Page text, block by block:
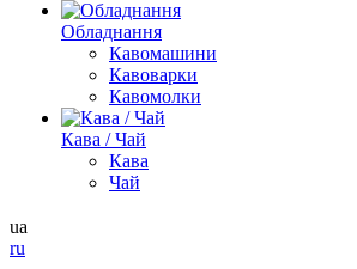
Обладнання
Кавомашини
Кавоварки
Кавомолки
Кава / Чай
Кава
Чай
ua
ru